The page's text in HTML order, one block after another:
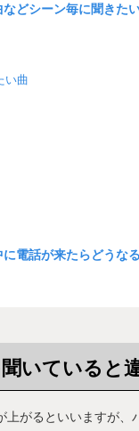
どシーン毎に聞きた
い曲
電話が来たらどうな
いていると
がるといいますが、